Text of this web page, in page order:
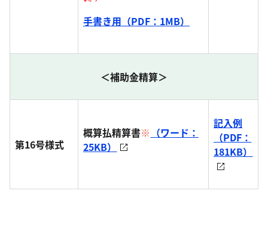
手書き用（PDF：1MB）
＜補助金精算＞
第16号様式
概算払精算書※ （ワード：
25KB）
記入例
（PDF：
181KB）